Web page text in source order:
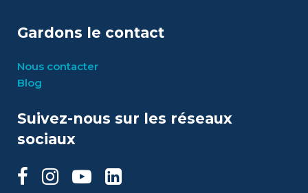
Gardons le contact
Nous contacter
Blog
Suivez-nous sur les réseaux
sociaux